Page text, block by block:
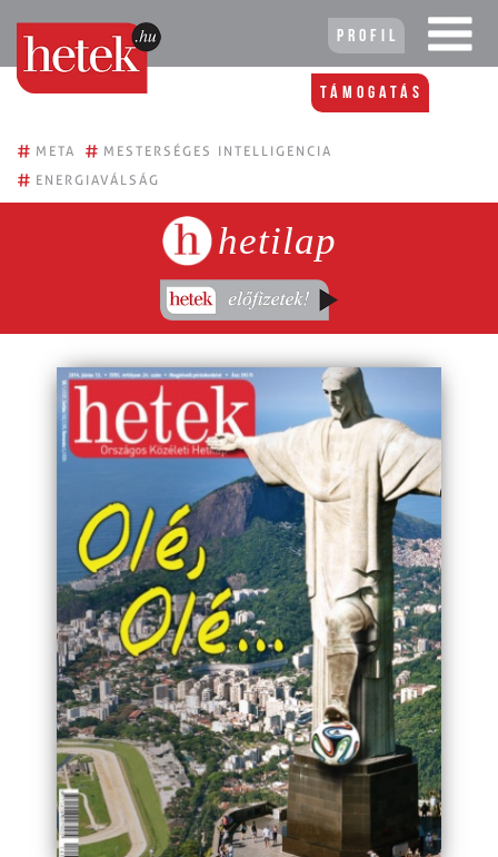
Profil
Támogatás
# META # MESTERSÉGES INTELLIGENCIA
# ENERGIAVÁLSÁG
hetilap